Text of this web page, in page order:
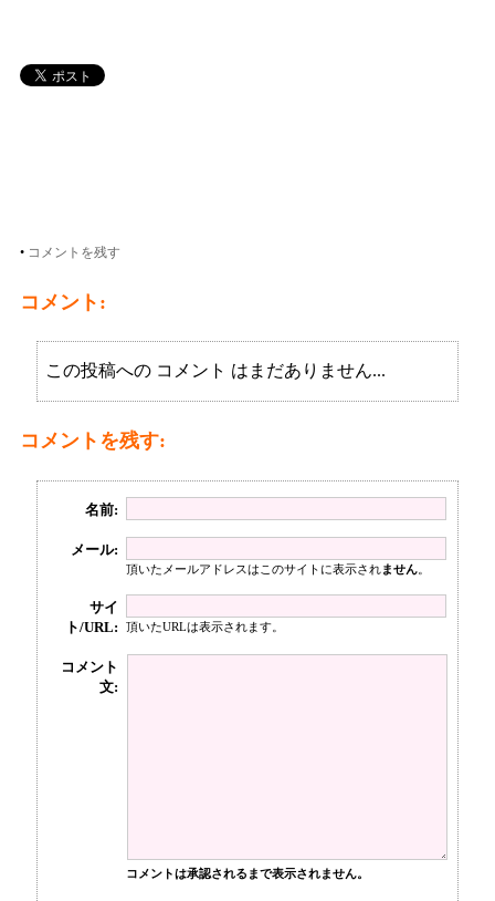
• コメントを残す
コメント:
この投稿への コメント はまだありません...
コメントを残す:
名前:
メール:
頂いたメールアドレスはこのサイトに表示されません。
サイ
ト/URL:
頂いたURLは表示されます。
コメント
文:
コメントは承認されるまで表示されません。